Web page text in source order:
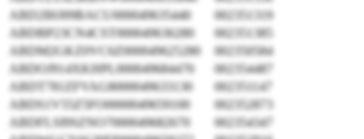
ABD2IHJ09BACU000049635440
002351319
ABDBP23CN4CST000049636280
002351385
ABDM2GKZ0VC6Z000049625280
002350584
ABDOJ914XKHPL000049684470
002354487
ABDT781ZFVAG8000049633130
002351147
ABDS1V55Z5FO0000049659100
002352873
ABDFLSI9SZNO7000049682670
002354347